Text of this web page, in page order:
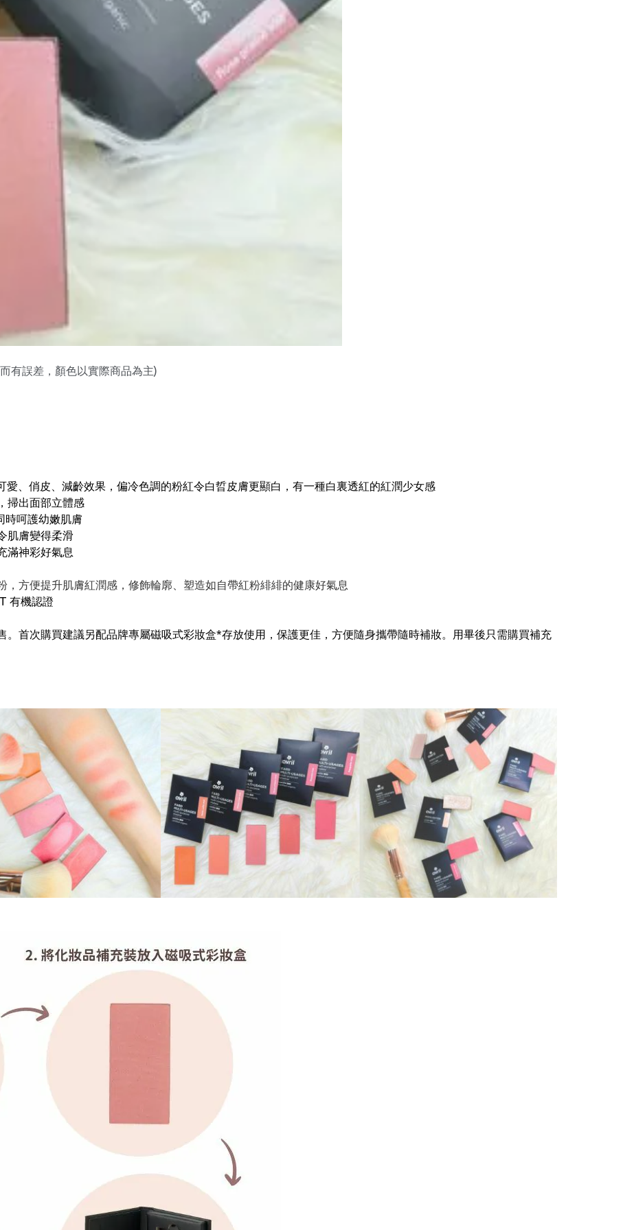
有誤差，顏色以實際商品為主)
愛、俏皮、減齡效果，偏冷色調的粉紅令白晢皮膚更顯白，有一種白裏透紅的紅潤少女感
掃出面部立體感
時呵護幼嫩肌膚
肌膚變得柔滑
滿神彩好氣息
方便提升肌膚紅潤感，修飾輪廓、塑造如自帶紅粉緋緋的健康好氣息
有機認證
。首次購買建議另配品牌專屬磁吸式彩妝盒*存放使用，保護更佳，方便隨身攜帶隨時補妝。用畢後只需購買補充